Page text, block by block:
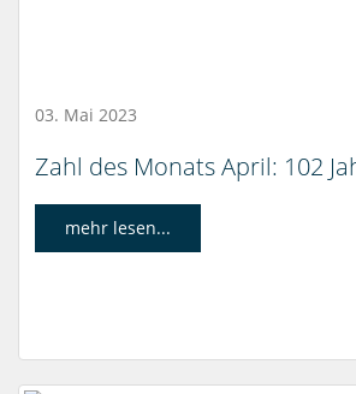
03. Mai 2023
Zahl des Monats April: 102
mehr lesen...